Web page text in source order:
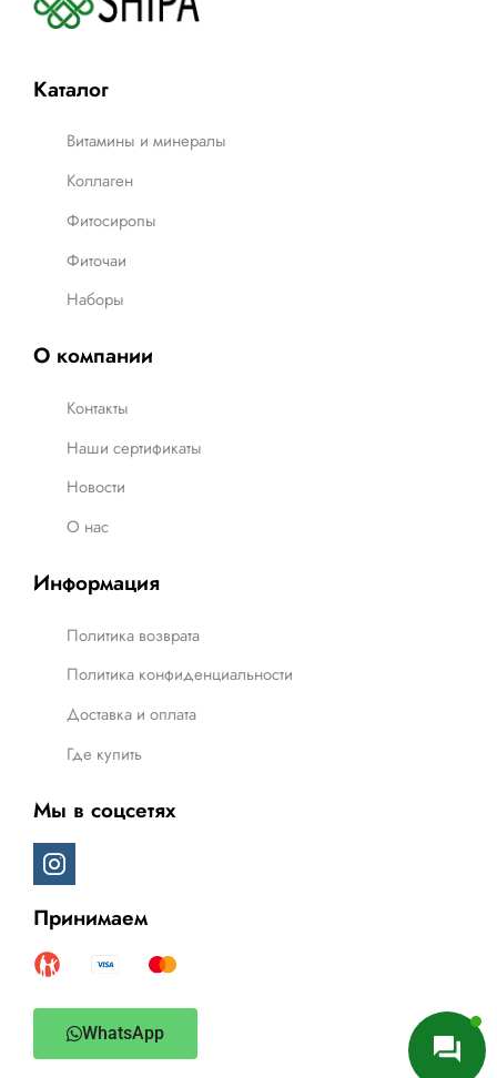
Каталог
Витамины и минералы
Коллаген
Фитосиропы
Фиточаи
Наборы
О компании
Контакты
Наши сертификаты
Новости
О нас
Информация
Политика возврата
Политика конфиденциальности
Доставка и оплата
Где купить
Мы в соцсетях
Принимаем
WhatsApp